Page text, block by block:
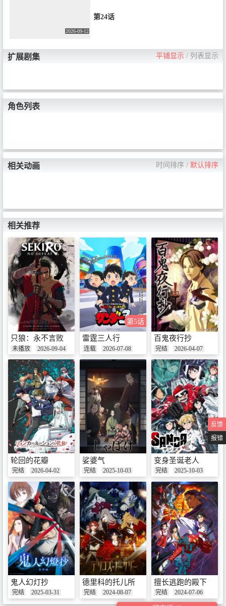
2026-09-12
第24话
扩展剧集 平铺显示 / 列表显示
角色列表
相关动画 时间排序 / 默认排序
相关推荐
只狼：永不言败
未播放 2026-09-04
第5话
雷霆三人行
连载 2026-07-08
百鬼夜行抄
完结 2026-04-07
轮回的花瓣
完结 2026-04-02
娑婆气
完结 2025-10-03
变身圣诞老人
完结 2025-10-03
鬼人幻灯抄
完结 2025-03-31
德里科的托儿所
完结 2024-08-07
擅长逃跑的殿下
完结 2024-07-06
反馈
报错